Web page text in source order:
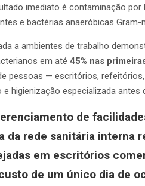
imediato é contaminação
e bactérias anaeróbicas
a ambientes de trabalho
em até 45% nas
pessoas — escritórios,
higienização especializada antes
de
da rede sanitária interna
em escritórios
de um único dia de